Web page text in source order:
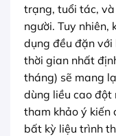
trạng, tuổi tác,
người. Tuy nhiên,
dụng đều đặn
thời gian nhất
tháng) sẽ mang
dùng liều cao đột
tham khảo ý kiến
bất kỳ liệu trình